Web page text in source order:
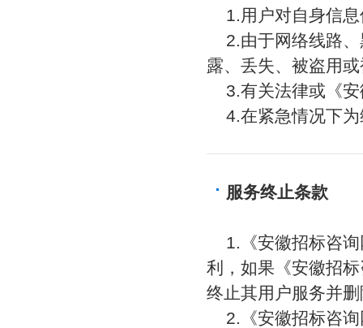
1.用户对自身信
2.由于网络线路
露、丢失、被盗用
3.有关法律或《
4.在紧急情况下
服务终止条款
1.《安徽招标咨
利，如果《安徽招
终止其用户服务并
2.《安徽招标咨